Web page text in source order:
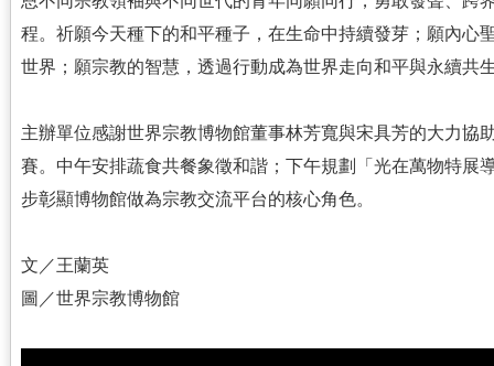
程。祈願今天種下的和平種子，在生命中持續發芽；願內心
世界；願宗教的智慧，透過行動成為世界走向和平與永續共
主辦單位感謝世界宗教博物館董事林芳寬與宋具芳的大力協
賽。中午安排蔬食共餐象徵和諧；下午規劃「光在萬物特展
步彰顯博物館做為宗教交流平台的核心角色。
文／王蘭英
圖／世界宗教博物館